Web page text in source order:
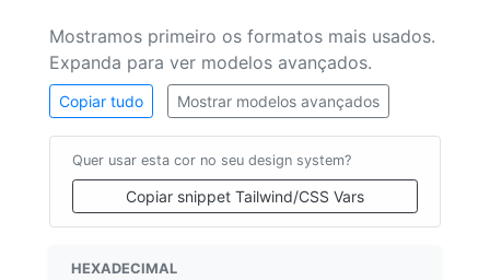
Mostramos primeiro os formatos mais usados.
Expanda para ver modelos avançados.
Copiar tudo Mostrar modelos avançados
Quer usar esta cor no seu design system?
Copiar snippet Tailwind/CSS Vars
HEXADECIMAL